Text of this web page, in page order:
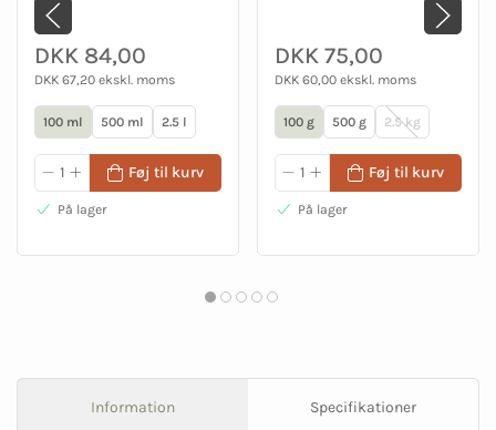
DKK 84,00
DKK 67,20 ekskl. moms
100 ml 500 ml 2.5 l
Føj til kurv
På lager
DKK 75,00
DKK 60,00 ekskl. moms
100 g 500 g 2.5 kg
Føj til kurv
På lager
Information Specifikationer